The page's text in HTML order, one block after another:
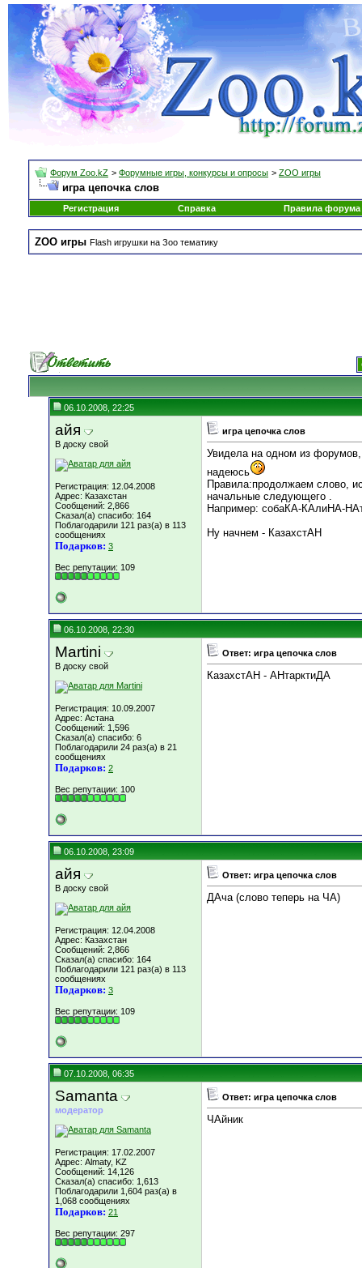
Форум Zoo.kZ > Форумные игры, конкурсы и опросы > ZOO игры
игра цепочка слов
Регистрация Справка Правила форума
ZOO игры Flash игрушки на Зоо тематику
06.10.2008, 22:25
айя
В доску свой
Регистрация: 12.04.2008
Адрес: Казахстан
Сообщений: 2,866
Сказал(а) спасибо: 164
Поблагодарили 121 раз(а) в 113
сообщениях
Подарков: 3
Вес репутации: 109
игра цепочка слов
Увидела на одном из
надеюсь
Правила:продолжаем слово,
начальные следующего .
Например: собаКА-КАлиНА-
Ну начнем - КазахстАН
06.10.2008, 22:30
Martini
В доску свой
Регистрация: 10.09.2007
Адрес: Астана
Сообщений: 1,596
Сказал(а) спасибо: 6
Поблагодарили 24 раз(а) в 21
сообщениях
Подарков: 2
Вес репутации: 100
Ответ: игра цепочка слов
КазахстАН - АНтарктиДА
06.10.2008, 23:09
айя
В доску свой
Регистрация: 12.04.2008
Адрес: Казахстан
Сообщений: 2,866
Сказал(а) спасибо: 164
Поблагодарили 121 раз(а) в 113
сообщениях
Подарков: 3
Вес репутации: 109
Ответ: игра цепочка слов
ДАча (слово теперь на ЧА)
07.10.2008, 06:35
Samanta
модератор
Регистрация: 17.02.2007
Адрес: Almaty, KZ
Сообщений: 14,126
Сказал(а) спасибо: 1,613
Поблагодарили 1,604 раз(а) в
1,068 сообщениях
Подарков: 21
Вес репутации: 297
Ответ: игра цепочка слов
ЧАйник